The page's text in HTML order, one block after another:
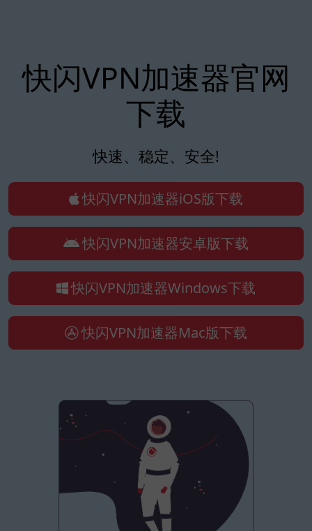
快闪VPN加速器官网
下载
快速、稳定、安全!
快闪VPN加速器iOS版下载
快闪VPN加速器安卓版下载
快闪VPN加速器Windows下载
快闪VPN加速器Mac版下载